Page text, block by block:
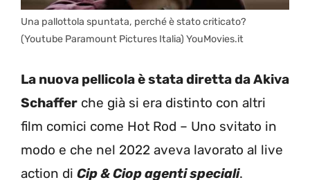
Una pallottola spuntata, perché è stato criticato?
(Youtube Paramount Pictures Italia) YouMovies.it
La nuova pellicola è stata diretta da Akiva
Schaffer che già si era distinto con altri
film comici come Hot Rod – Uno svitato in
modo e che nel 2022 aveva lavorato al live
action di Cip & Ciop agenti speciali.